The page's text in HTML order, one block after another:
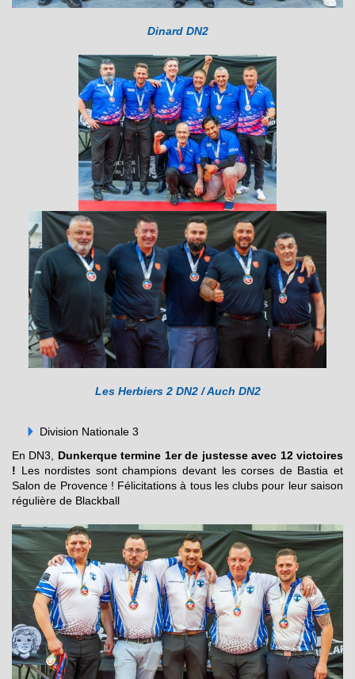
Dinard DN2
Les Herbiers 2 DN2 / Auch DN2
Division Nationale 3
En DN3,
Dunkerque termine 1er de justesse avec 12 victoires
! Les nordistes sont champions devant les corses de Bastia et
Salon de Provence ! Félicitations à tous les clubs pour leur saison
régulière de Blackball